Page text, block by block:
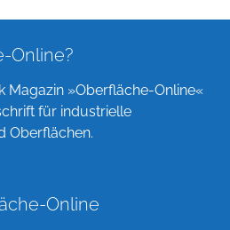
Online?
Magazin »Oberfläche-Online«
für industrielle
Oberflächen.
Online